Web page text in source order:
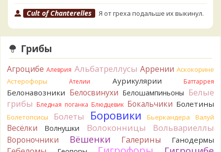
Cult of Chanterelles
Я от греха подальше их выкинул.
Tatiana_A
Говорушек в этой цветовой гамме - хоть
пруд пруди, и далеко не все описаны на этом сайте. И
большинство из них как минимум несъедобны. Ворончатая
должна слабо пахнуть миндалём. Из похожих есть, скажем,
Желобчатая и Бледноокрашенная. Росли не не древесине,
так? Из земли или из подстилки
Мария Хорошо. При срезании синеет.
Грибы
Агроцибе Алеврия Альбатреллусы Аррении Аскокорине
Астерофоры
Ателии Аурикулярии Баттаррея
Белонавозники Белосвинухи Белошампиньоны Белые
грибы Бледная поганка Блюдцевик Бокальчики Болетины
Болетопсисы Болеты Боровики Бьеркандера Валуй
Весёлки Волнушки Волоконницы Вольвариеллы
Вороночники Вёшенки Галерины Ганодермы